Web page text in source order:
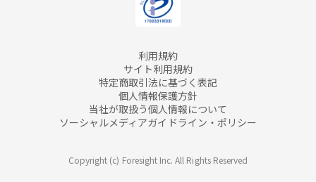
利用規約
サイト利用規約
特定商取引法に基づく表記
個人情報保護方針
当社が取扱う個人情報について
ソーシャルメディアガイドライン・ポリシー
Copyright (c) Foresight Inc. All Rights Reserved